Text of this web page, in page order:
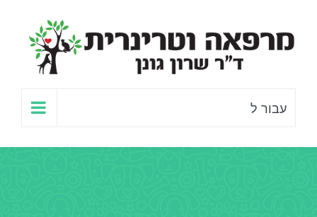
לתוכן
עבור ל